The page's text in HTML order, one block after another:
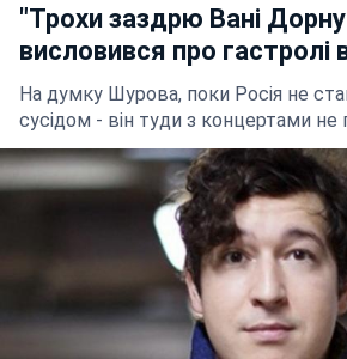
"Трохи заздрю Вані
висловився про гастролі
На думку Шурова, поки Росія не
сусідом - він туди з концертами не